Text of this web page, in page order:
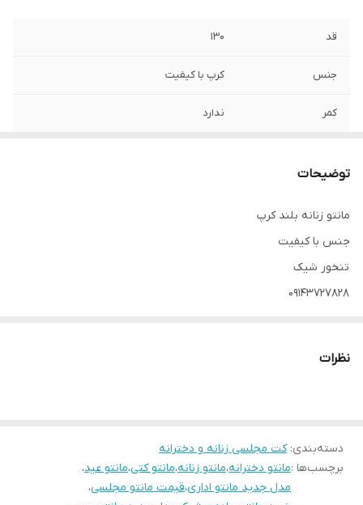
قد ۱۳۰
جنس کرپ با کیفیت
کمر ندارد
توضیحات
مانتو زنانه بلند کرپ
جنس با کیفیت
تنخور شیک
محصول وجود دارد. این سایت فقط امکان تعویض سایز دارد و مرجوع
نظرات
دسته‌بندی:کت مجلسی زنانه و دخترانه
برچسب‌ها :مانتو دخترانه،مانتو زنانه،مانتو کتی،مانتو عید،
مدل جدید مانتو اداری،قیمت مانتو مجلسی،